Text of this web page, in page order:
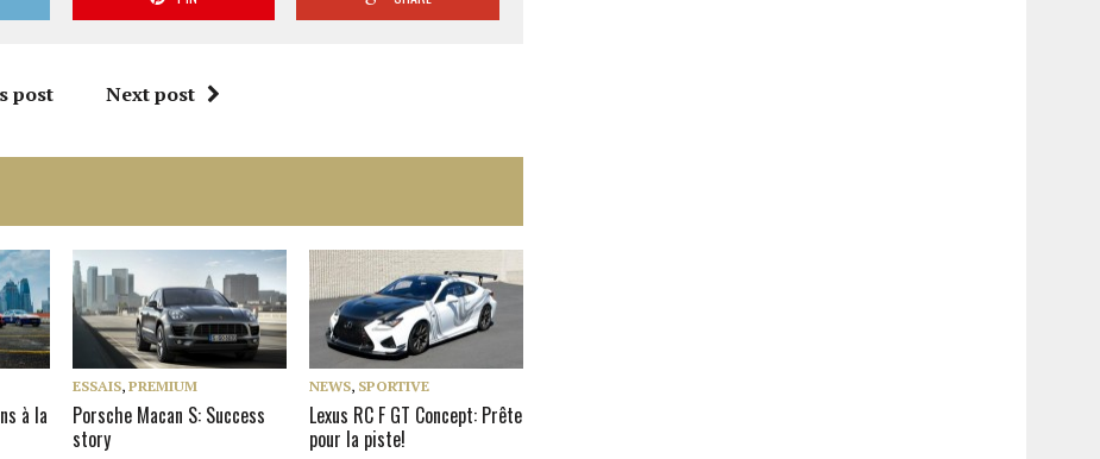
post Next post
à la
ESSAIS,PREMIUM
Porsche Macan S: Success
story
NEWS, SPORTIVE
Lexus RC F GT Concept: Prête
pour la piste!